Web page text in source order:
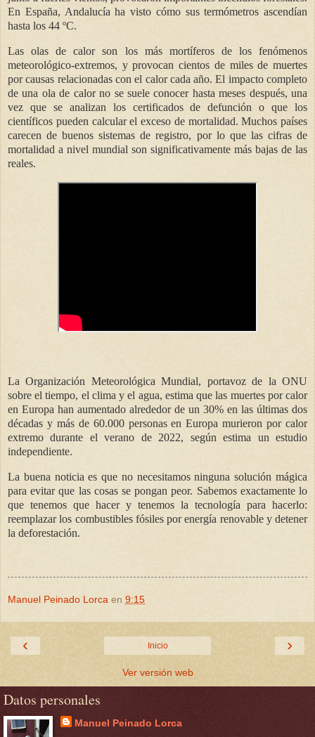
En España, Andalucía ha visto cómo sus termómetros ascendían
hasta los 44 ºC.
Las olas de calor son los más mortíferos de los fenómenos
meteorológico-extremos, y provocan cientos de miles de muertes
por causas relacionadas con el calor cada año. El impacto completo
de una ola de calor no se suele conocer hasta meses después, una
vez que se analizan los certificados de defunción o que los
científicos pueden calcular el exceso de mortalidad. Muchos países
carecen de buenos sistemas de registro, por lo que las cifras de
mortalidad a nivel mundial son significativamente más bajas de las
reales.
La Organización Meteorológica Mundial, portavoz de la ONU
sobre el tiempo, el clima y el agua, estima que las muertes por calor
en Europa han aumentado alrededor de un 30% en las últimas dos
décadas y más de 60.000 personas en Europa murieron por calor
extremo durante el verano de 2022, según estima un estudio
independiente.
La buena noticia es que no necesitamos ninguna solución mágica
para evitar que las cosas se pongan peor. Sabemos exactamente lo
que tenemos que hacer y tenemos la tecnología para hacerlo:
reemplazar los combustibles fósiles por energía renovable y detener
la deforestación.
Manuel Peinado Lorca en 9:15
‹ ›
Inicio
Ver versión web
Datos personales
Manuel Peinado Lorca